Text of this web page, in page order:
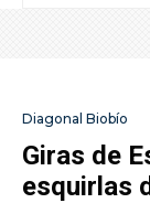
Diagonal Biobío
Giras de
esquirlas